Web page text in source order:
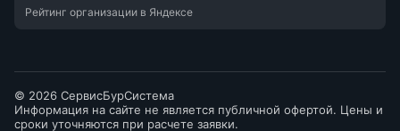
Рейтинг организации в Яндексе
© 2026 СервисБурСистема
Информация на сайте не является публичной офертой. Цены и
сроки уточняются при расчете заявки.